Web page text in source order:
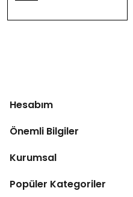
Hesabım
Önemli Bilgiler
Kurumsal
Popüler Kategoriler